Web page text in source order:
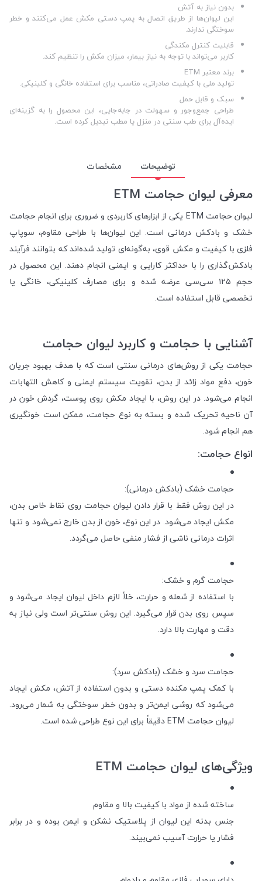
بدون نیاز به آتش
این لیوان‌ها از طریق اتصال به پمپ دستی مکش عمل می‌کنند و خطر
سوختگی ندارند.
قابلیت کنترل مکندگی
کاربر می‌تواند با توجه به نیاز بیمار، میزان مکش را تنظیم کند.
برند معتبر ETM
تولید ملی با کیفیت صادراتی، مناسب برای استفاده خانگی و کلینیکی.
سبک و قابل حمل
طراحی جمع‌وجور و سهولت در جابه‌جایی، این محصول را به گزینه‌ای
ایده‌آل برای طب سنتی در منزل یا مطب تبدیل کرده است.
توضیحات مشخصات
معرفی لیوان حجامت ETM
لیوان حجامت ETM یکی از ابزارهای کاربردی و ضروری برای انجام حجامت
خشک و بادکش درمانی است. این لیوان‌ها با طراحی مقاوم، سوپاپ
فلزی با کیفیت و مکش قوی، به‌گونه‌ای تولید شده‌اند که بتوانند فرآیند
بادکش‌گذاری را با حداکثر کارایی و ایمنی انجام دهند. این محصول در
حجم ۱۲۵ سی‌سی عرضه شده و برای مصارف کلینیکی، خانگی یا
تخصصی قابل استفاده است.
آشنایی با حجامت و کاربرد لیوان حجامت
حجامت یکی از روش‌های درمانی سنتی است که با هدف بهبود جریان
خون، دفع مواد زائد از بدن، تقویت سیستم ایمنی و کاهش التهابات
انجام می‌شود. در این روش، با ایجاد مکش روی پوست، گردش خون در
آن ناحیه تحریک شده و بسته به نوع حجامت، ممکن است خونگیری
هم انجام شود.
انواع حجامت:
حجامت خشک (بادکش درمانی):
در این روش فقط با قرار دادن لیوان حجامت روی نقاط خاص بدن،
مکش ایجاد می‌شود. در این نوع، خون از بدن خارج نمی‌شود و تنها
اثرات درمانی ناشی از فشار منفی حاصل می‌گردد.
حجامت گرم و خشک:
با استفاده از شعله و حرارت، خلأ لازم داخل لیوان ایجاد می‌شود و
سپس روی بدن قرار می‌گیرد. این روش سنتی‌تر است ولی نیاز به
دقت و مهارت بالا دارد.
حجامت سرد و خشک (بادکش سرد):
با کمک پمپ مکنده دستی و بدون استفاده از آتش، مکش ایجاد
می‌شود که روشی ایمن‌تر و بدون خطر سوختگی به شمار می‌رود.
لیوان حجامت ETM دقیقاً برای این نوع طراحی شده است.
ویژگی‌های لیوان حجامت ETM
ساخته شده از مواد با کیفیت بالا و مقاوم
جنس بدنه این لیوان از پلاستیک نشکن و ایمن بوده و در برابر
فشار یا حرارت آسیب نمی‌بیند.